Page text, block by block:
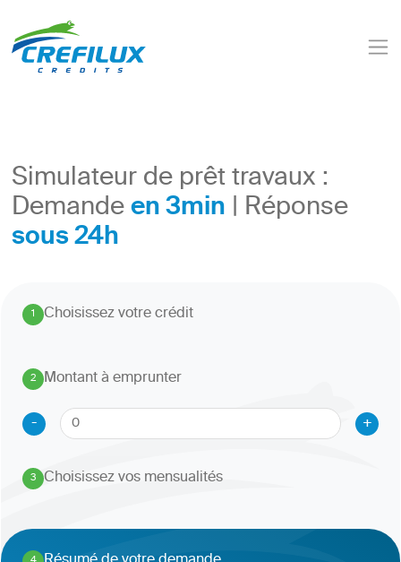
Simulateur de prêt travaux :
Demandeen 3min | Réponse
sous 24h
1. Choisissez votre crédit
2
.
Montant à emprunter
-
+
3
. Choisissez vos mensualités